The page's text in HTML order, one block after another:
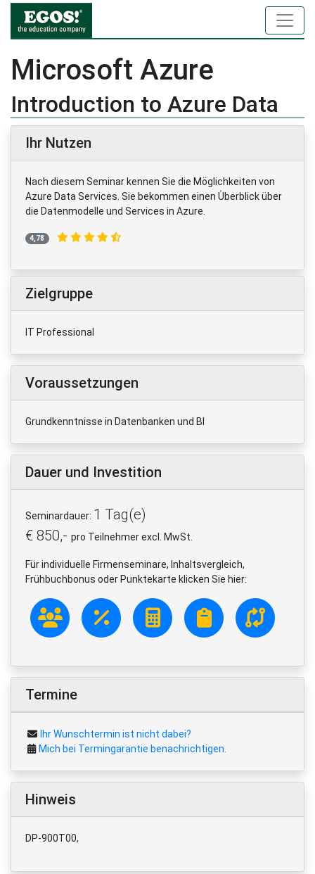
Microsoft Azure
Introduction to Azure Data
Ihr Nutzen
Nach diesem Seminar kennen Sie die Möglichkeiten von
Azure Data Services. Sie bekommen einen Überblick über
die Datenmodelle und Services in Azure.
4,78
Zielgruppe
IT Professional
Voraussetzungen
Grundkenntnisse in Datenbanken und BI
Dauer und Investition
Seminardauer: 1 Tag(e)
€ 850,- pro Teilnehmer excl. MwSt.
Für individuelle Firmenseminare, Inhaltsvergleich,
Frühbuchbonus oder Punktekarte klicken Sie hier:
Termine
Ihr Wunschtermin ist nicht dabei?
Mich bei Termingarantie benachrichtigen.
Hinweis
DP-900T00,